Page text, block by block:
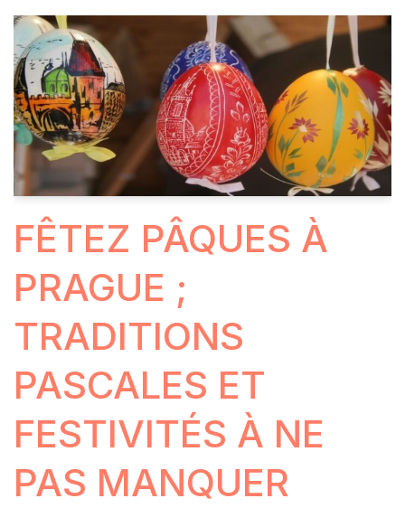
FÊTEZ PÂQUES À
PRAGUE ;
TRADITIONS
PASCALES ET
FESTIVITÉS À NE
PAS MANQUER